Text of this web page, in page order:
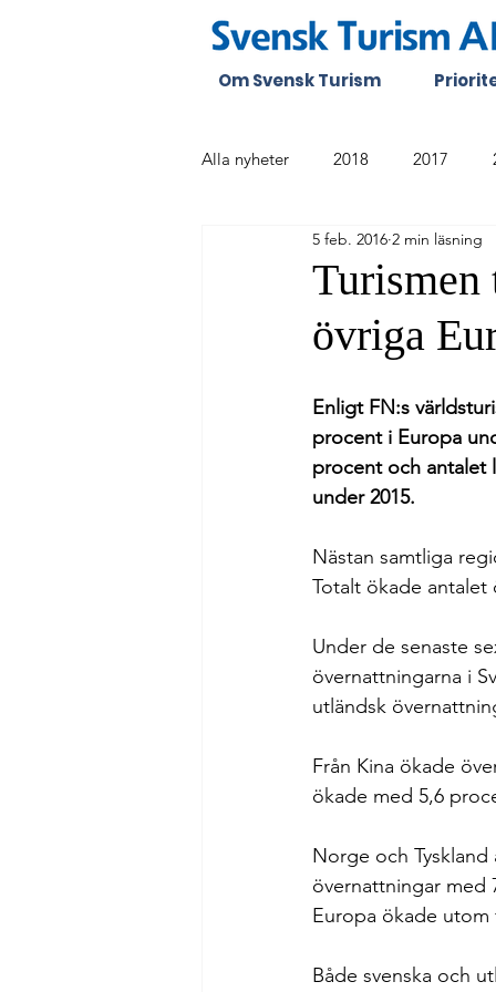
Om Svensk Turism
Alla nyheter 2018 2017
Turismen
övriga
5 feb. 2016 2 min läsning
Enligt FN:s
procent i Europa
procent och antalet
under 2015.
Nästan samtliga
Totalt ökade antalet
Under de senaste
övernattningarna i
utländsk
Från Kina ökade
ökade med 5,6
Norge och
övernattningar med
Europa ökade utom
Både svenska och